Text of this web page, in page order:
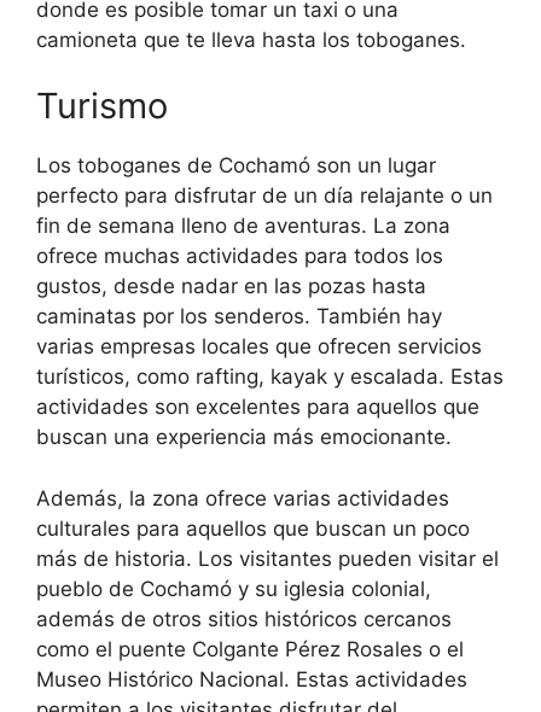
donde es posible tomar un taxi o una
camioneta que te lleva hasta los toboganes.
Turismo
Los toboganes de Cochamó son un lugar
perfecto para disfrutar de un día relajante o un
fin de semana lleno de aventuras. La zona
ofrece muchas actividades para todos los
gustos, desde nadar en las pozas hasta
caminatas por los senderos. También hay
varias empresas locales que ofrecen servicios
turísticos, como rafting, kayak y escalada. Estas
actividades son excelentes para aquellos que
buscan una experiencia más emocionante.
Además, la zona ofrece varias actividades
culturales para aquellos que buscan un poco
más de historia. Los visitantes pueden visitar el
pueblo de Cochamó y su iglesia colonial,
además de otros sitios históricos cercanos
como el puente Colgante Pérez Rosales o el
Museo Histórico Nacional. Estas actividades